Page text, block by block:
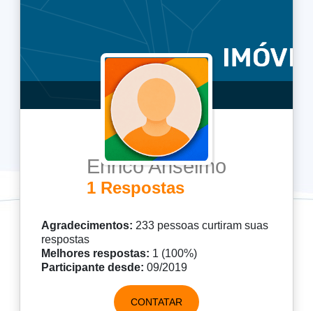
Enrico Anselmo
1 Respostas
Agradecimentos: 233 pessoas curtiram suas
respostas
Melhores respostas: 1 (100%)
Participante desde: 09/2019
CONTATAR